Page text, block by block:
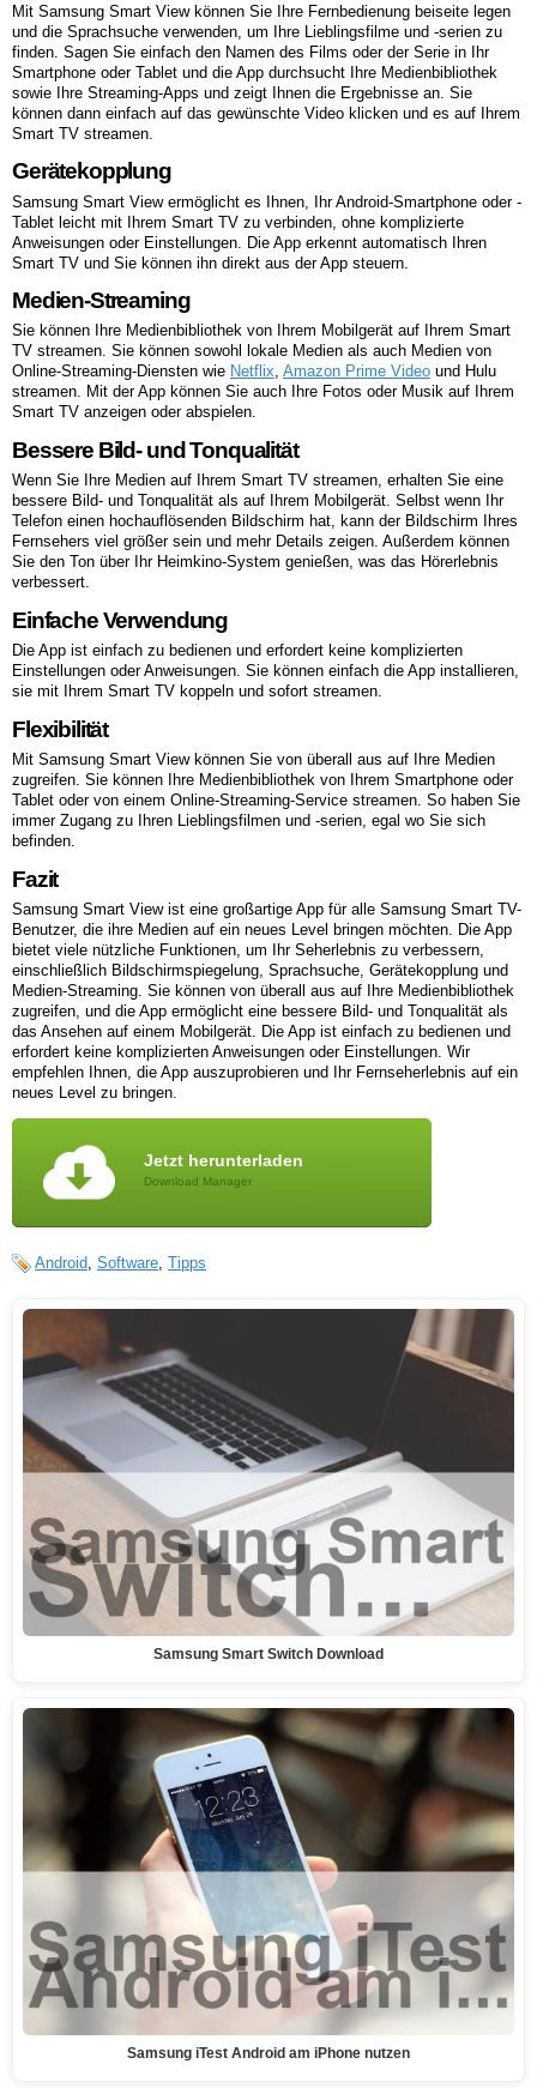
Mit Samsung Smart View können Sie Ihre Fernbedienung beiseite legen
und die Sprachsuche verwenden, um Ihre Lieblingsfilme und -serien zu
finden. Sagen Sie einfach den Namen des Films oder der Serie in Ihr
Smartphone oder Tablet und die App durchsucht Ihre Medienbibliothek
sowie Ihre Streaming-Apps und zeigt Ihnen die Ergebnisse an. Sie
können dann einfach auf das gewünschte Video klicken und es auf Ihrem
Smart TV streamen.
Gerätekopplung
Samsung Smart View ermöglicht es Ihnen, Ihr Android-Smartphone oder -
Tablet leicht mit Ihrem Smart TV zu verbinden, ohne komplizierte
Anweisungen oder Einstellungen. Die App erkennt automatisch Ihren
Smart TV und Sie können ihn direkt aus der App steuern.
Medien-Streaming
Sie können Ihre Medienbibliothek von Ihrem Mobilgerät auf Ihrem Smart
TV streamen. Sie können sowohl lokale Medien als auch Medien von
Online-Streaming-Diensten wie Netflix, Amazon Prime Video und Hulu
streamen. Mit der App können Sie auch Ihre Fotos oder Musik auf Ihrem
Smart TV anzeigen oder abspielen.
Bessere Bild- und Tonqualität
Wenn Sie Ihre Medien auf Ihrem Smart TV streamen, erhalten Sie eine
bessere Bild- und Tonqualität als auf Ihrem Mobilgerät. Selbst wenn Ihr
Telefon einen hochauflösenden Bildschirm hat, kann der Bildschirm Ihres
Fernsehers viel größer sein und mehr Details zeigen. Außerdem können
Sie den Ton über Ihr Heimkino-System genießen, was das Hörerlebnis
verbessert.
Einfache Verwendung
Die App ist einfach zu bedienen und erfordert keine komplizierten
Einstellungen oder Anweisungen. Sie können einfach die App installieren,
sie mit Ihrem Smart TV koppeln und sofort streamen.
Flexibilität
Mit Samsung Smart View können Sie von überall aus auf Ihre Medien
zugreifen. Sie können Ihre Medienbibliothek von Ihrem Smartphone oder
Tablet oder von einem Online-Streaming-Service streamen. So haben Sie
immer Zugang zu Ihren Lieblingsfilmen und -serien, egal wo Sie sich
befinden.
Fazit
Samsung Smart View ist eine großartige App für alle Samsung Smart TV-
Benutzer, die ihre Medien auf ein neues Level bringen möchten. Die App
bietet viele nützliche Funktionen, um Ihr Seherlebnis zu verbessern,
einschließlich Bildschirmspiegelung, Sprachsuche, Gerätekopplung und
Medien-Streaming. Sie können von überall aus auf Ihre Medienbibliothek
zugreifen, und die App ermöglicht eine bessere Bild- und Tonqualität als
das Ansehen auf einem Mobilgerät. Die App ist einfach zu bedienen und
erfordert keine komplizierten Anweisungen oder Einstellungen. Wir
empfehlen Ihnen, die App auszuprobieren und Ihr Fernseherlebnis auf ein
neues Level zu bringen.
Jetzt herunterladen
Download Manager
Android Software Tipps
Samsung Smart Switch Download
Samsung iTest Android am iPhone nutzen